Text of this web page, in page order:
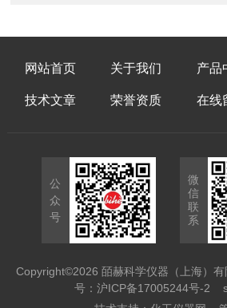
网站首页 关于我们 产品
技术文章 荣誉资质 在线
公
众
号
微
信
联
系
Copyright©2026 皕赫科学仪器（上海）
号：沪ICP备17005244号-2